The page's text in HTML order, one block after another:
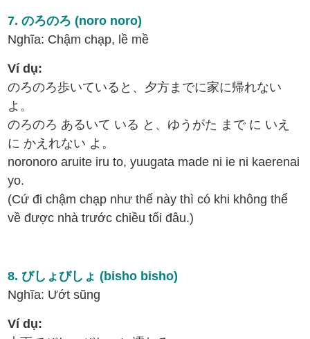
7. のろのろ (noro noro)
Nghĩa: Chậm chạp, lề mề
Ví dụ:
のろのろ歩いていると、夕方までに家に帰れない
よ。
のろのろ あるいて いる と、ゆうがた まで に いえ
に かえれない よ。
noronoro aruite iru to, yuugata made ni ie ni kaerenai
yo.
(Cứ đi chậm chạp như thế này thì có khi không thể
về được nhà trước chiều tối đâu.)
8. びしょびしょ (bisho bisho)
Nghĩa: Ướt sũng
Ví dụ: